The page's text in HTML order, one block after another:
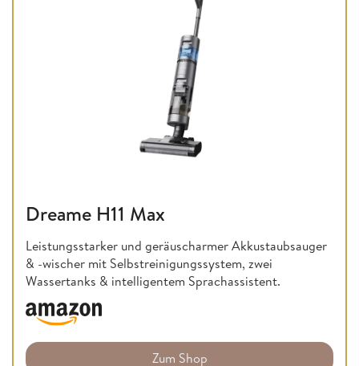
Dreame H11 Max
Leistungsstarker und geräuscharmer Akkustaubsauger
& -wischer mit Selbstreinigungssystem, zwei
Wassertanks & intelligentem Sprachassistent.
Zum Shop